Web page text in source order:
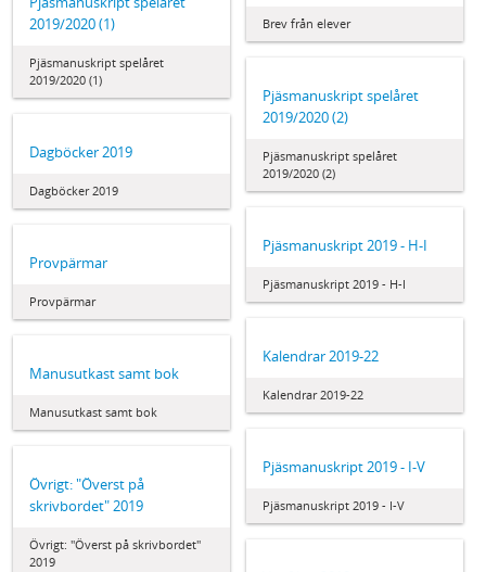
Brev från elever
2019/2020 (1)
Pjäsmanuskript spelåret
2019/2020 (1)
Pjäsmanuskript spelåret
2019/2020 (2)
Pjäsmanuskript spelåret
2019/2020 (2)
Dagböcker 2019
Dagböcker 2019
Pjäsmanuskript 2019 - H-I
Pjäsmanuskript 2019 - H-I
Provpärmar
Provpärmar
Kalendrar 2019-22
Kalendrar 2019-22
Manusutkast samt bok
Manusutkast samt bok
Pjäsmanuskript 2019 - I-V
Pjäsmanuskript 2019 - I-V
Övrigt: "Överst på
skrivbordet" 2019
Övrigt: "Överst på skrivbordet"
2019